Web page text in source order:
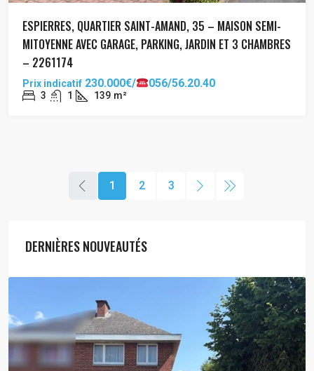
ESPIERRES, QUARTIER SAINT-AMAND, 35 – MAISON SEMI-
MITOYENNE AVEC GARAGE, PARKING, JARDIN ET 3 CHAMBRES
– 2261174
Prix indicatif 230.000€/ 056/56.20.40
3 1 139 m²
1 2 3
DERNIÈRES NOUVEAUTÉS